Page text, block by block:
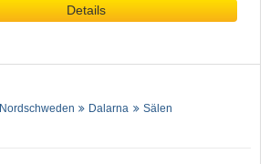
Details
Nordschweden Dalarna Sälen